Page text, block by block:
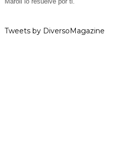
Tweets by DiversoMagazine